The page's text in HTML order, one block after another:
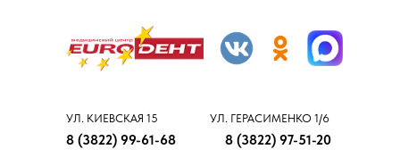
УЛ. КИЕВСКАЯ 15
8 (3822) 99-61-68
УЛ. ГЕРАСИМЕНКО 1/6
8 (3822) 97-51-20